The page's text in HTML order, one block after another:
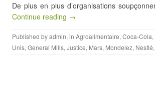
De plus en plus d’organisations
Continue reading →
Published byadmin, in Agroalimentaire, Coca-Cola,
Unis, General Mills, Justice, Mars, Mondelez, Nestlé,